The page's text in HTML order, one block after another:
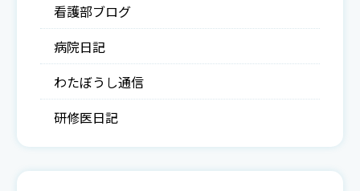
看護部ブログ
病院日記
わたぼうし通信
研修医日記